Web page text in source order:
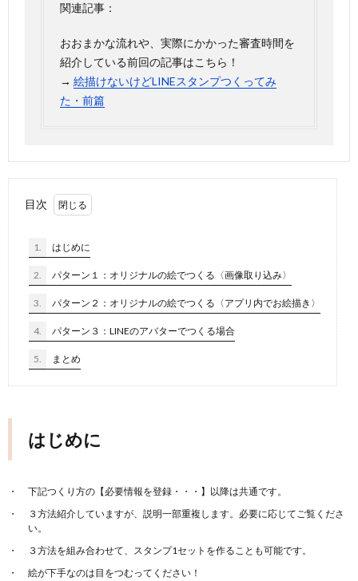
関連記事：
おおまかな流れや、実際にかかった審査時間を
紹介している前回の記事はこちら！
→ 絵描けないけどLINEスタンプつくってみ
た・前篇
目次
1. はじめに
2. パターン１：オリジナルの絵でつくる〈画像取り込み〉
3. パターン２：オリジナルの絵でつくる〈アプリ内でお絵描き〉
4. パターン３：LINEのアバターでつくる場合
5. まとめ
はじめに
下記つくり方の【必要情報を登録・・・】以降は共通です。
３方法紹介していますが、説明一部重複します。必要に応じてご覧くださ
い。
３方法を組み合わせて、スタンプ1セットを作ることも可能です。
絵が下手なのは目をつむってください！